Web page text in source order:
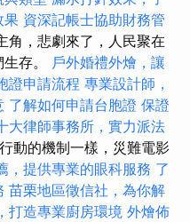
果 資深記帳士協助財務管
角，悲劇來了，人民聚在
存。 戶外婚禮外燴，讓
證申請流程 專業設計師，
了解如何申請台胞證 保證
大律師事務所，實力派法
動的機制一樣，災難電影
，提供專業的眼科服務 了
苗栗地區徵信社，為你解
打造專業廚房環境 外燴佈